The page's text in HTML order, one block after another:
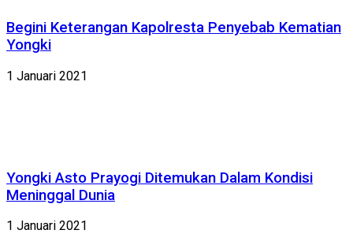
Begini Keterangan Kapolresta Penyebab Kematian
Yongki
1 Januari 2021
Yongki Asto Prayogi Ditemukan Dalam Kondisi
Meninggal Dunia
1 Januari 2021